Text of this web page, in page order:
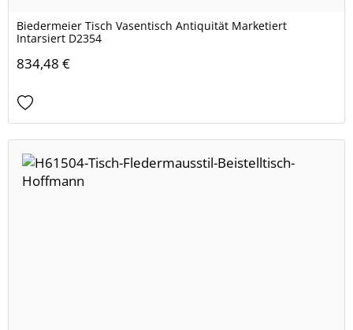
Biedermeier Tisch Vasentisch Antiquität Marketiert
Intarsiert D2354
834,48 €